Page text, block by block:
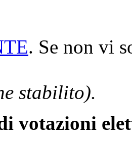
. Se non vi
stabilito).
votazioni